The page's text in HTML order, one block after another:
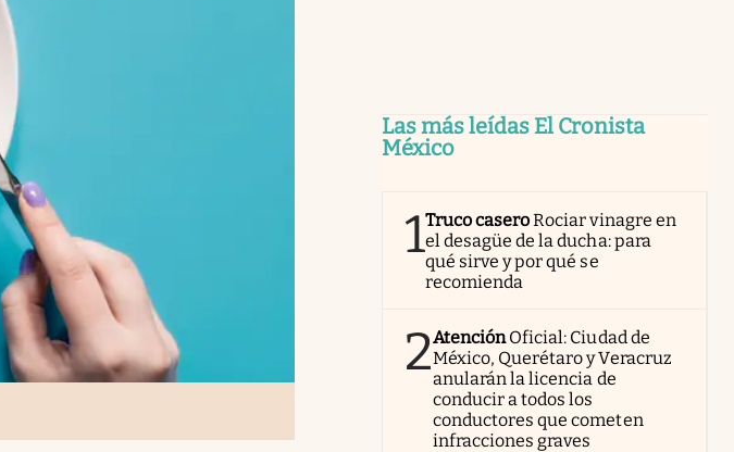
Las más leídas El Cronista
México
1Truco caseroRociar vinagre en
el desagüe de la ducha: para
qué sirve y por qué se
recomienda
2AtenciónOficial: Ciudad de
México, Querétaro y Veracruz
anularán la licencia de
conducir a todos los
conductores que cometen
infracciones graves